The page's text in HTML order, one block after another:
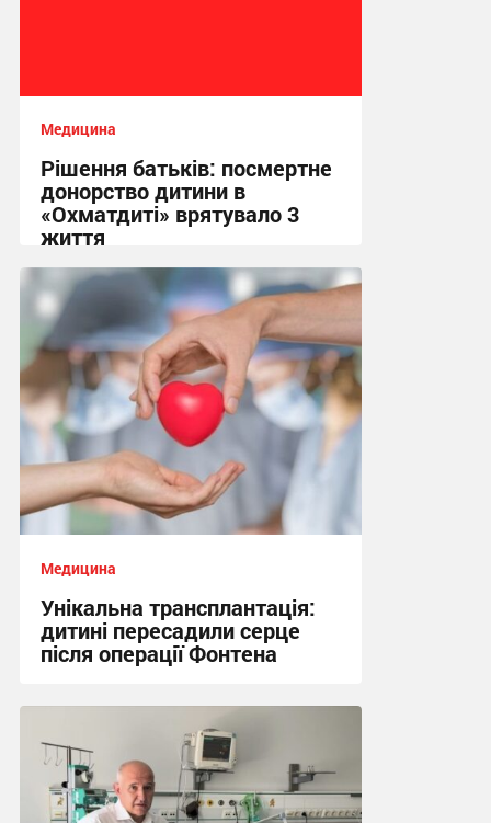
Медицина
Рішення батьків: посмертне
донорство дитини в
«Охматдиті» врятувало 3
життя
19:37 вчора
Медицина
Унікальна трансплантація:
дитині пересадили серце
після операції Фонтена